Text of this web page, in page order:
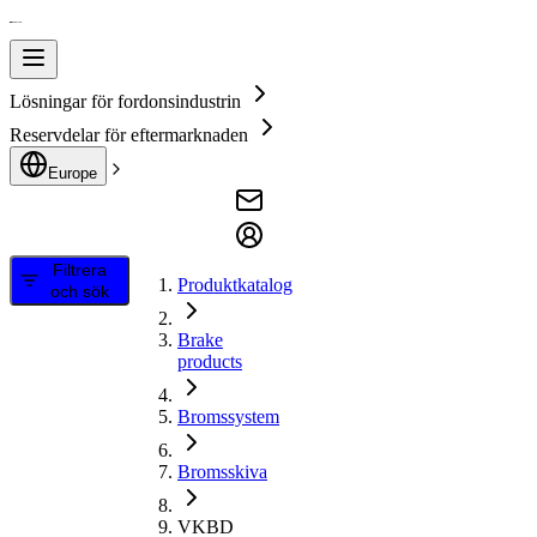
Lösningar för fordonsindustrin
Reservdelar för eftermarknaden
Europe
Filtrera
och sök
Produktkatalog
Brake
products
Bromssystem
Bromsskiva
VKBD